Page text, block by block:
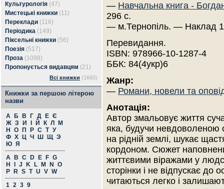
Культурологія (47)
Мистецькі книжки (11)
Переклади (116)
Періодика (149)
Піксельні книжки (56)
Поезія (517)
Проза (1098)
Пропонується видавцям (21)
Всі книжки (1660)
Книжки за першою літерою
назви
А Б В Г Д Е Є
Ж З И Й К Л
М
Н
О П Р С Т У
Ф Х Ц Ч Ш Щ Э
Ю Я
A
B C D E F G
H
J K L M N
O
P
R S T U V W
1 2 3 9
— Навчальна книга -
296 с.
— м.Тернопіль. — Наклад
Перевидання.
ISBN: 978966-10-1287-4
ББК: 84(4укр)6
Жанр:
— Романи, новели та
Анотація:
Автор змальовує життя
яка, будучи невдоволеною
на рідній землі, шукає
кордоном. Сюжет
життєвими віражами у
сторінки і не відпускає до
читаються легко і